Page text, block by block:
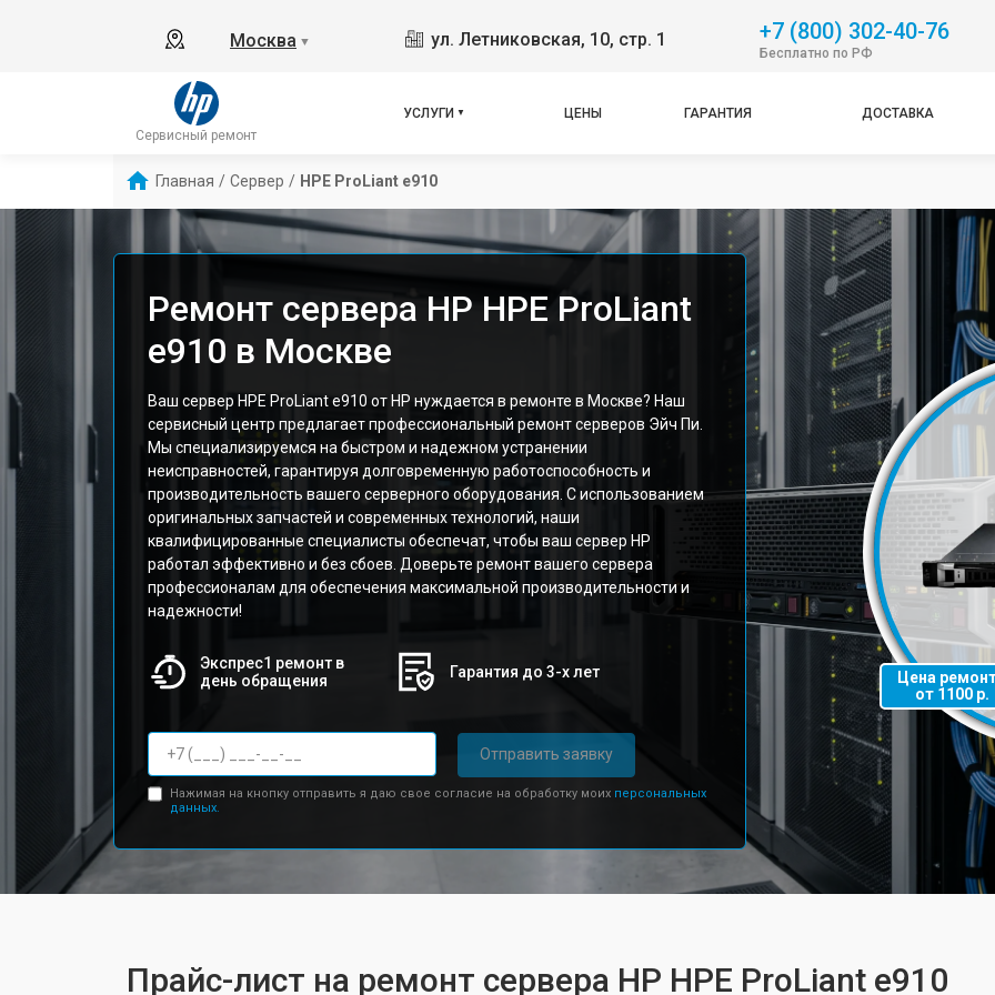
Москва ▼ ул. Летниковская, 10, стр. 1 +7 (800) 302-40-76
Бесплатно по РФ
Сервисный ремонт
УСЛУГИ ЦЕНЫ ГАРАНТИЯ ДОСТАВКА
Главная / Сервер / HPE ProLiant e910
Ремонт сервера HP HPE ProLiant
e910 в Москве
Ваш сервер HPE ProLiant e910 от HP нуждается в ремонте в Москве? Наш
сервисный центр предлагает профессиональный ремонт серверов Эйч Пи.
Мы специализируемся на быстром и надежном устранении
неисправностей, гарантируя долговременную работоспособность и
производительность вашего серверного оборудования. С использованием
оригинальных запчастей и современных технологий, наши
квалифицированные специалисты обеспечат, чтобы ваш сервер HP
работал эффективно и без сбоев. Доверьте ремонт вашего сервера
профессионалам для обеспечения максимальной производительности и
надежности!
Экспрес1 ремонт в
день обращения
Гарантия до 3-х лет
Отправить заявку
Нажимая на кнопку отправить я даю свое согласие на обработку моих персональных
данных.
Цена
от 1100 р.
Прайс-лист на ремонт сервера HP HPE ProLiant e910